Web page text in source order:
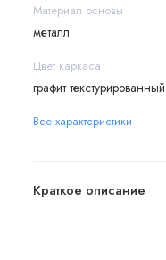
Материал основы
металл
Цвет каркаса
графит текстурированный
Все характеристики
Краткое описание